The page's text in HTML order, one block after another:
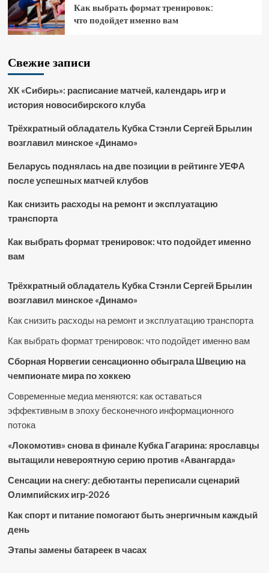
Как выбрать формат тренировок:
что подойдет именно вам
Свежие записи
ХК «Сибирь»: расписание матчей, календарь игр и
история новосибирского клуба
Трёхкратный обладатель Кубка Стэнли Сергей Брылин
возглавил минское «Динамо»
Беларусь поднялась на две позиции в рейтинге УЕФА
после успешных матчей клубов
Как снизить расходы на ремонт и эксплуатацию
транспорта
Как выбрать формат тренировок: что подойдет именно
вам
Трёхкратный обладатель Кубка Стэнли Сергей Брылин
возглавил минское «Динамо»
Как снизить расходы на ремонт и эксплуатацию транспорта
Как выбрать формат тренировок: что подойдет именно вам
Сборная Норвегии сенсационно обыграла Швецию на
чемпионате мира по хоккею
Современные медиа меняются: как оставаться
эффективным в эпоху бесконечного информационного
потока
«Локомотив» снова в финале Кубка Гагарина: ярославцы
вытащили невероятную серию против «Авангарда»
Сенсации на снегу: дебютанты переписали сценарий
Олимпийских игр-2026
Как спорт и питание помогают быть энергичным каждый
день
Этапы замены батареек в часах